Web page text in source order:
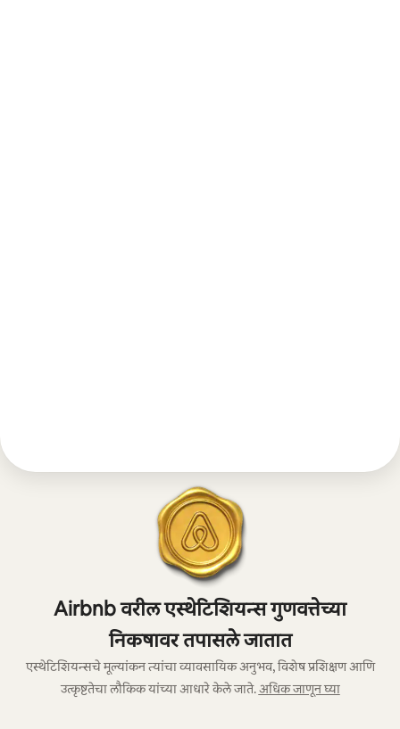
Airbnb वरील एस्थेटिशियन्स गुणवत्तेच्या
निकषावर तपासले जातात
एस्थेटिशियन्सचे मूल्यांकन त्यांचा व्यावसायिक अनुभव, विशेष प्रशिक्षण आणि
उत्कृष्टतेचा लौकिक यांच्या आधारे केले जाते.अधिक जाणून घ्या